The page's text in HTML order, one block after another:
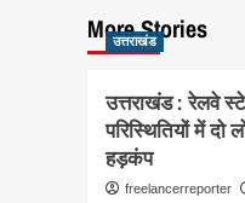
More Stories
उत्तराखंड
उत्तराखंड : रेलवे
परिस्थितियों में
हड़कंप
freelancerreporter